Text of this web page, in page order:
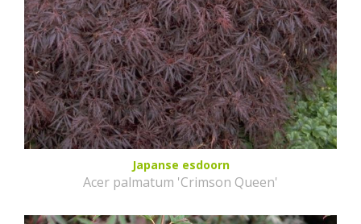
Japanse esdoorn
Acer palmatum 'Crimson Queen'